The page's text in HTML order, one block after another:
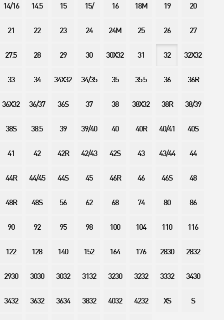
14/16 14.5 15 15/ 16 18M 19 20
21 22 23 24 24M 25 26 27
27.5 28 29 30 30X32 31 32 32X32
33 34 34X32 34/35 35 35.5 36 36R
36X32 36/37 36S 37 38 38X32 38R 38/39
38S 38.5 39 39/40 40 40R 40/41 40S
41 42 42R 42/43 42S 43 43/44 44
44R 44/45 44S 45 46R 46 46S 48
48R 48S 56 62 68 74 80 86
90 92 95 98 100 104 110 116
122 128 140 152 164 176 2830 2832
2930 3030 3032 3132 3230 3232 3332 3430
3432 3632 3634 3832 4032 4232 XS S